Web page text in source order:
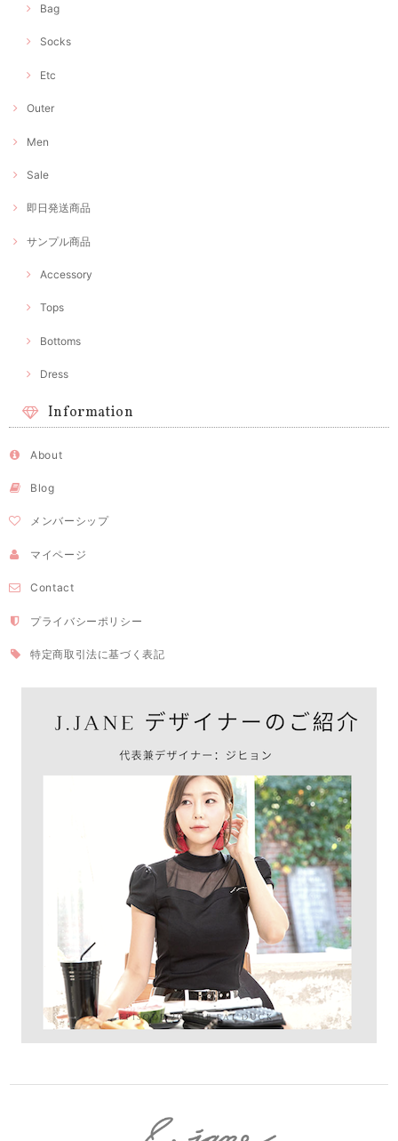
Bag
Socks
Etc
Outer
Men
Sale
即日発送商品
サンプル商品
Accessory
Tops
Bottoms
Dress
Information
About
Blog
メンバーシップ
マイページ
Contact
プライバシーポリシー
特定商取引法に基づく表記